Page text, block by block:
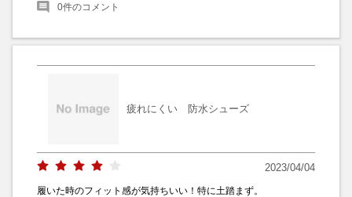
0件のコメント
疲れにくい 防水シューズ
2023/04/04
履いた時のフィット感が気持ちいい！特に土踏まず。